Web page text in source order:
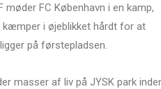
FC København i en kamp,
kæmper i øjeblikket hårdt for at
på førstepladsen.
masser af liv på JYSK park